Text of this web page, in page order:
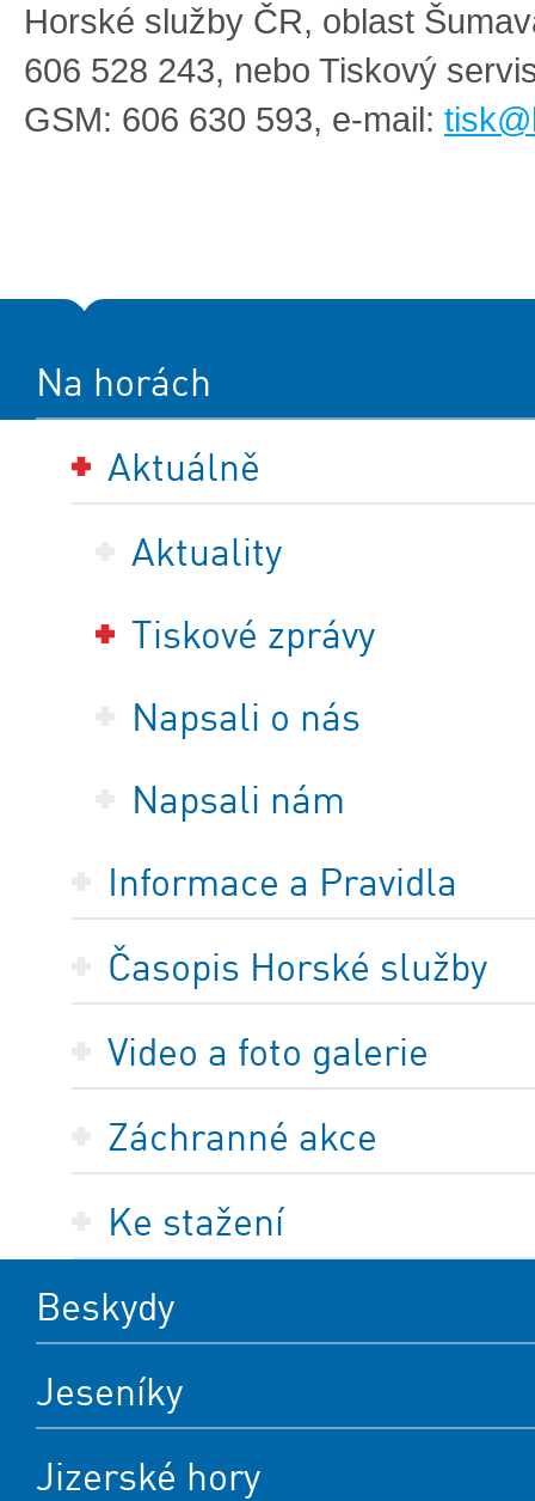
Horské služby ČR, oblast
606 528 243, nebo Tiskový
GSM: 606 630 593, e-mail:
Na horách
Aktuálně
Aktuality
Tiskové zprávy
Napsali o nás
Napsali nám
Informace a Pravidla
Časopis Horské služby
Video a foto galerie
Záchranné akce
Ke stažení
Beskydy
Jeseníky
Jizerské hory